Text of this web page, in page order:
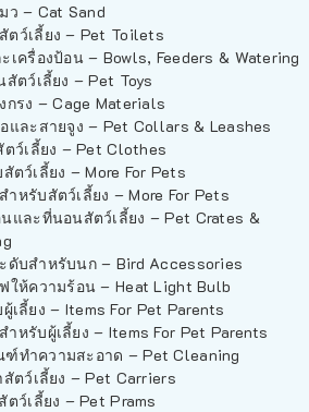
ว – Cat Sand
ตว์เลี้ยง – Pet Toilets
เครื่องป้อน – Bowls, Feeders & Watering
สัตว์เลี้ยง – Pet Toys
กรง – Cage Materials
และสายจูง – Pet Collars & Leashes
ตว์เลี้ยง – Pet Clothes
ตว์เลี้ยง – More For Pets
ำหรับสัตว์เลี้ยง – More For Pets
และที่นอนสัตว์เลี้ยง – Pet Crates &
ดับสำหรับนก – Bird Accessories
ให้ความร้อน – Heat Light Bulb
เลี้ยง – Items For Pet Parents
ำหรับผู้เลี้ยง – Items For Pet Parents
ทำความสะอาด – Pet Cleaning
สัตว์เลี้ยง – Pet Carriers
ตว์เลี้ยง – Pet Prams